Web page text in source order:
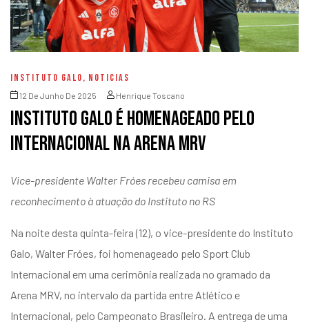
INSTITUTO GALO, NOTICIAS
12 De Junho De 2025 Henrique Toscano
Instituto Galo é homenageado pelo
Internacional na Arena MRV
Vice-presidente Walter Fróes recebeu camisa em
reconhecimento à atuação do Instituto no RS
Na noite desta quinta-feira (12), o vice-presidente do Instituto
Galo, Walter Fróes, foi homenageado pelo Sport Club
Internacional em uma cerimônia realizada no gramado da
Arena MRV, no intervalo da partida entre Atlético e
Internacional, pelo Campeonato Brasileiro. A entrega de uma